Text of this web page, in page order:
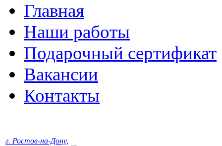
Главная
Наши работы
Подарочный сертификат
Вакансии
Контакты
г. Ростов-на-Дону,